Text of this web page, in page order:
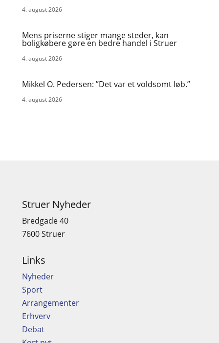
4. august 2026
Mens priserne stiger mange steder, kan
boligkøbere gøre en bedre handel i Struer
4. august 2026
Mikkel O. Pedersen: ”Det var et voldsomt løb.”
4. august 2026
Struer Nyheder
Bredgade 40
7600 Struer
Links
Nyheder
Sport
Arrangementer
Erhverv
Debat